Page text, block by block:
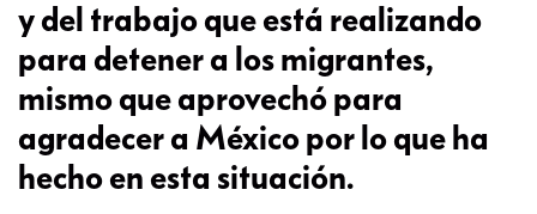
y del trabajo que está realizando
para detener a los migrantes,
mismo que aprovechó para
agradecer a México por lo que ha
hecho en esta situación.